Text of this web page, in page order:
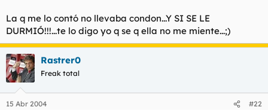
La q me lo contó no llevaba condon...Y SI SE LE
DURMIÓ!!!...te lo digo yo q se q ella no me miente...;)
Rastrer0
Freak total
15 Abr 2004 #22